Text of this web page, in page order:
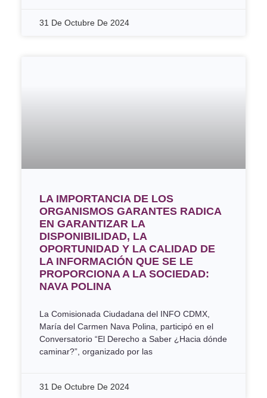
31 De Octubre De 2024
LA IMPORTANCIA DE LOS
ORGANISMOS GARANTES RADICA
EN GARANTIZAR LA
DISPONIBILIDAD, LA
OPORTUNIDAD Y LA CALIDAD DE
LA INFORMACIÓN QUE SE LE
PROPORCIONA A LA SOCIEDAD:
NAVA POLINA
La Comisionada Ciudadana del INFO CDMX,
María del Carmen Nava Polina, participó en el
Conversatorio “El Derecho a Saber ¿Hacia dónde
caminar?”, organizado por las
31 De Octubre De 2024